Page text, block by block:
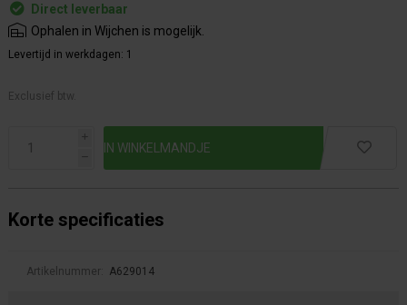
Direct leverbaar
Ophalen in Wijchen is mogelijk.
Levertijd in werkdagen: 1
Exclusief btw.
i
h
Korte specificaties
Artikelnummer: A629014